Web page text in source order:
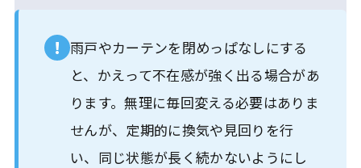
! 雨戸やカーテンを閉めっぱなしにする
と、かえって不在感が強く出る場合があ
ります。無理に毎回変える必要はありま
せんが、定期的に換気や見回りを行
い、同じ状態が長く続かないようにし